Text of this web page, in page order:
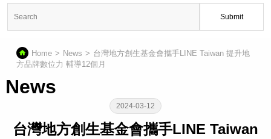
Submit
Home News
台灣地方創生基金會攜手LINE Taiwan 提升地
方品牌數位力 輔導12個月
News
2024-03-12
台灣地方創生基金會攜手LINE Taiwan